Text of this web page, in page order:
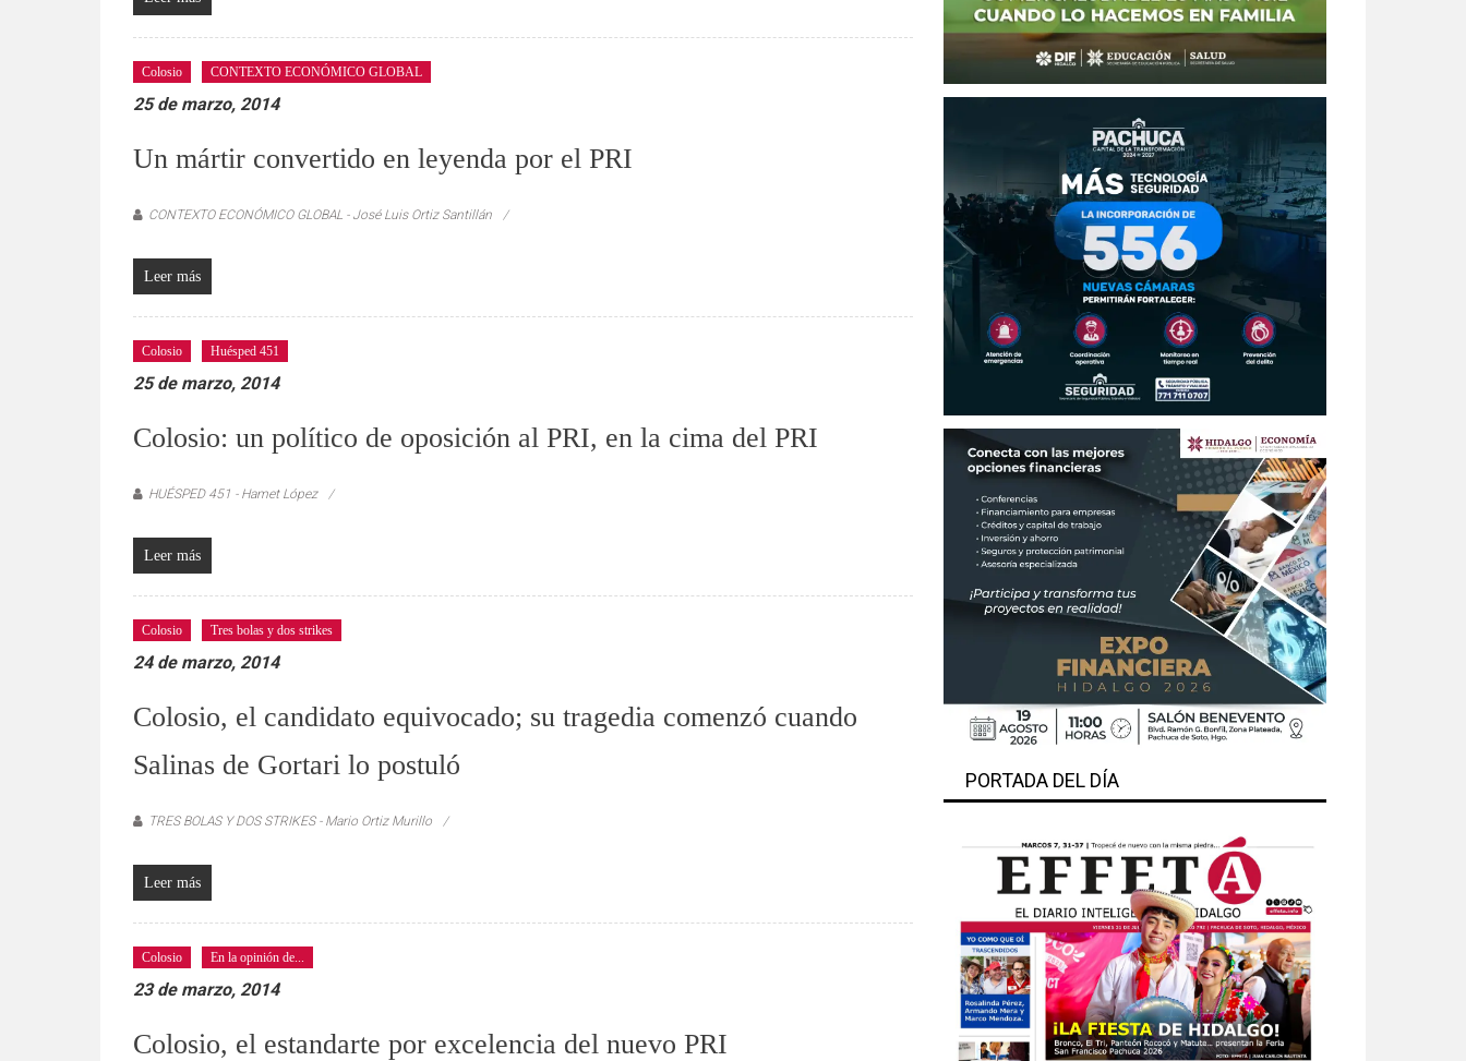
verificadas
al
instante,
así
un
serio
responsable
de
las
mismas.
Colosio CONTEXTO ECONÓMICO GLOBAL
25 de marzo, 2014
Un mártir convertido en leyenda por el PRI
CONTEXTO ECONÓMICO GLOBAL - José Luis Ortiz Santillán
Leer más
Colosio Huésped 451
25 de marzo, 2014
Colosio: un político de oposición al PRI, en la cima del PRI
HUÉSPED 451 - Hamet López
Leer más
Colosio Tres bolas y dos strikes
24 de marzo, 2014
Colosio, el candidato equivocado; su tragedia comenzó cuando
Salinas de Gortari lo postuló
TRES BOLAS Y DOS STRIKES - Mario Ortiz Murillo
Leer más
Colosio En la opinión de...
23 de marzo, 2014
Colosio, el estandarte por excelencia del nuevo PRI
PORTADA DEL DÍA